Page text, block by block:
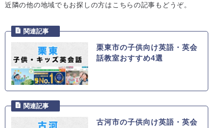
近隣の他の地域でもお探しの方はこちらの記事もどうぞ。
栗東市の子供向け英語・英会
話教室おすすめ4選
古河市の子供向け英語・英会